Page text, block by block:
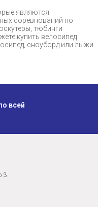
являются
соревнований по
тюбинги
купить велосипед
сноуборд или лыжи
всей
3